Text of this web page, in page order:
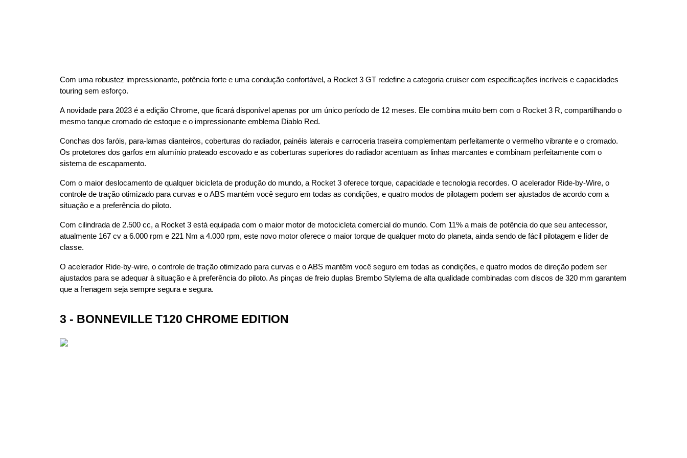
Com uma robustez impressionante, potência forte e uma condução confortável, a Rocket 3 GT redefine a categoria cruiser com especificações incríveis e capacidades
touring sem esforço.
A novidade para 2023 é a edição Chrome, que ficará disponível apenas por um único período de 12 meses. Ele combina muito bem com o Rocket 3 R, compartilhando o
mesmo tanque cromado de estoque e o impressionante emblema Diablo Red.
Conchas dos faróis, para-lamas dianteiros, coberturas do radiador, painéis laterais e carroceria traseira complementam perfeitamente o vermelho vibrante e o cromado.
Os protetores dos garfos em alumínio prateado escovado e as coberturas superiores do radiador acentuam as linhas marcantes e combinam perfeitamente com o
sistema de escapamento.
Com o maior deslocamento de qualquer bicicleta de produção do mundo, a Rocket 3 oferece torque, capacidade e tecnologia recordes. O acelerador Ride-by-Wire, o
controle de tração otimizado para curvas e o ABS mantém você seguro em todas as condições, e quatro modos de pilotagem podem ser ajustados de acordo com a
situação e a preferência do piloto.
Com cilindrada de 2.500 cc, a Rocket 3 está equipada com o maior motor de motocicleta comercial do mundo. Com 11% a mais de potência do que seu antecessor,
atualmente 167 cv a 6.000 rpm e 221 Nm a 4.000 rpm, este novo motor oferece o maior torque de qualquer moto do planeta, ainda sendo de fácil pilotagem e líder de
classe.
O acelerador Ride-by-wire, o controle de tração otimizado para curvas e o ABS mantêm você seguro em todas as condições, e quatro modos de direção podem ser
ajustados para se adequar à situação e à preferência do piloto. As pinças de freio duplas Brembo Stylema de alta qualidade combinadas com discos de 320 mm garantem
que a frenagem seja sempre segura e segura.
3 - BONNEVILLE T120 CHROME EDITION